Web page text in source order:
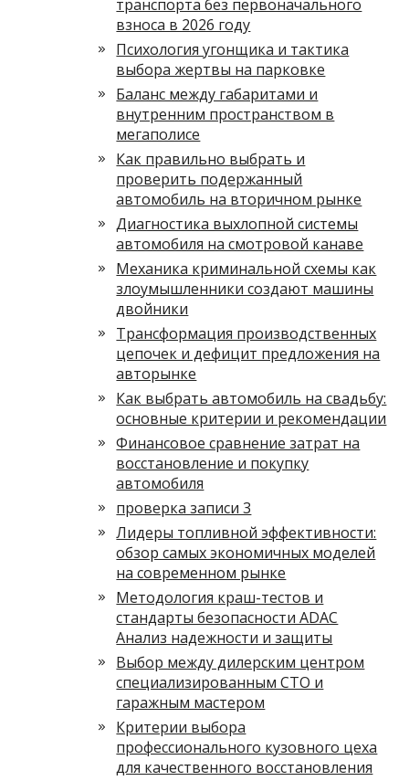
транспорта без первоначального
взноса в 2026 году
Психология угонщика и тактика
выбора жертвы на парковке
Баланс между габаритами и
внутренним пространством в
мегаполисе
Как правильно выбрать и
проверить подержанный
автомобиль на вторичном рынке
Диагностика выхлопной системы
автомобиля на смотровой канаве
Механика криминальной схемы как
злоумышленники создают машины
двойники
Трансформация производственных
цепочек и дефицит предложения на
авторынке
Как выбрать автомобиль на свадьбу:
основные критерии и рекомендации
Финансовое сравнение затрат на
восстановление и покупку
автомобиля
проверка записи 3
Лидеры топливной эффективности:
обзор самых экономичных моделей
на современном рынке
Методология краш-тестов и
стандарты безопасности ADAC
Анализ надежности и защиты
Выбор между дилерским центром
специализированным СТО и
гаражным мастером
Критерии выбора
профессионального кузовного цеха
для качественного восстановления